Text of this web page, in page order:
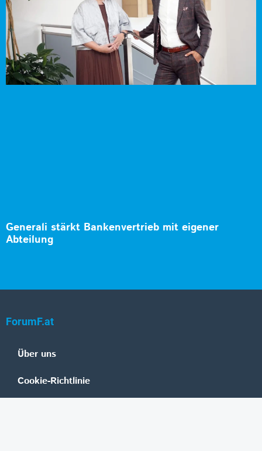
Generali stärkt Bankenvertrieb mit eigener
Abteilung
ForumF.at
Über uns
Cookie-Richtlinie